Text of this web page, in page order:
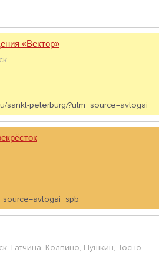
«Вектор»
sankt-peterburg/?utm_source=avtogai
Гатчина, Колпино, Пушкин, Тосно